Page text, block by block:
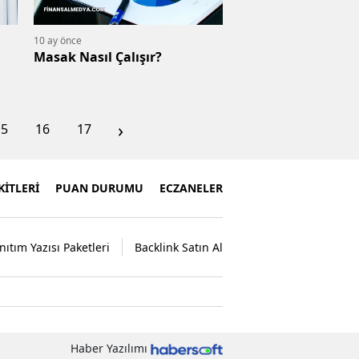
10 ay önce
Masak Nasıl Çalışır?
16 17 ›
PUAN DURUMU ECZANELER
Yazısı Paketleri Backlink Satın Al
Haber Yazılımı